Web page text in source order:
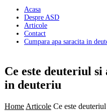
Acasa
Despre ASD
Articole
Contact
Cumpara apa saracita in
Ce este deuteriul
in deuteriu
Home Articole Ce este